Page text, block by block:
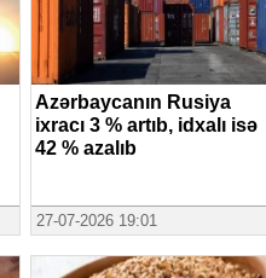
Azərbaycanın Rusiya
ixracı 3 % artıb, idxalı isə
42 % azalıb
27-07-2026 19:01